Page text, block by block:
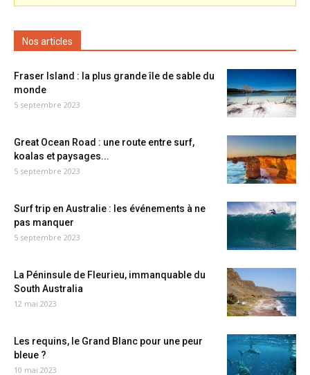
Nos articles
Fraser Island : la plus grande île de sable du
monde
5 septembre 2023
Great Ocean Road : une route entre surf,
koalas et paysages...
5 septembre 2023
Surf trip en Australie : les événements à ne
pas manquer
5 septembre 2023
La Péninsule de Fleurieu, immanquable du
South Australia
12 mai 2023
Les requins, le Grand Blanc pour une peur
bleue ?
10 mai 2023